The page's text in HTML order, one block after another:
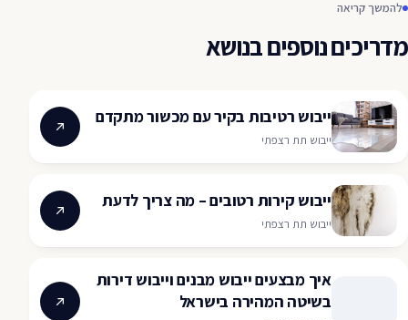
להמשך קריאה
מדריכים נוספים בנושא
ייבוש רטיבות בקיר עם מכשור מתקדם
ייבוש תת רצפתי
ייבוש קירות רטובים – מה צריך לדעת
ייבוש תת רצפתי
איך מבצעים ייבוש מבנים וייבוש דירות
בשיטה המהירה בישראל